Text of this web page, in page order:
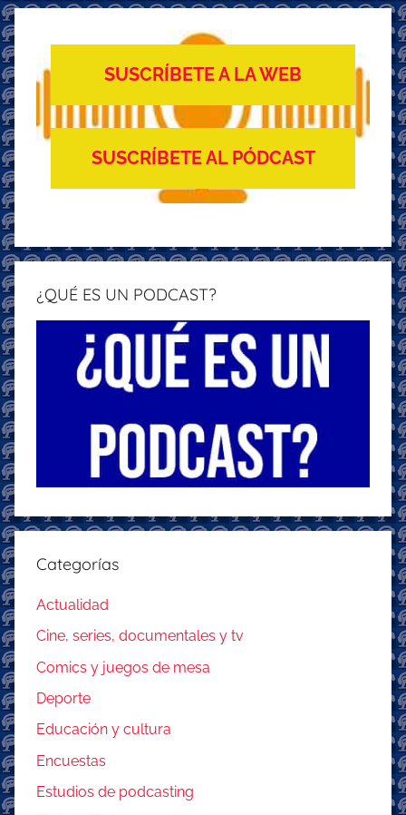
SUSCRÍBETE A LA WEB
SUSCRÍBETE AL PÓDCAST
¿QUÉ ES UN PODCAST?
Categorías
Actualidad
Cine, series, documentales y tv
Comics y juegos de mesa
Deporte
Educación y cultura
Encuestas
Estudios de podcasting